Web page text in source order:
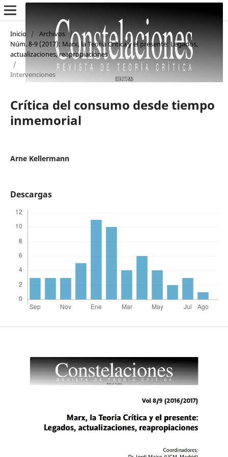
Inicio / Archivos /
Núm. 8-9 (2017): Marx, la Teoria Crítica y el presente: Legados,
actualizaciones, reapropiaciones
/
Intervenciones
Crítica del consumo desde tiempo
inmemorial
Arne Kellermann
Descargas